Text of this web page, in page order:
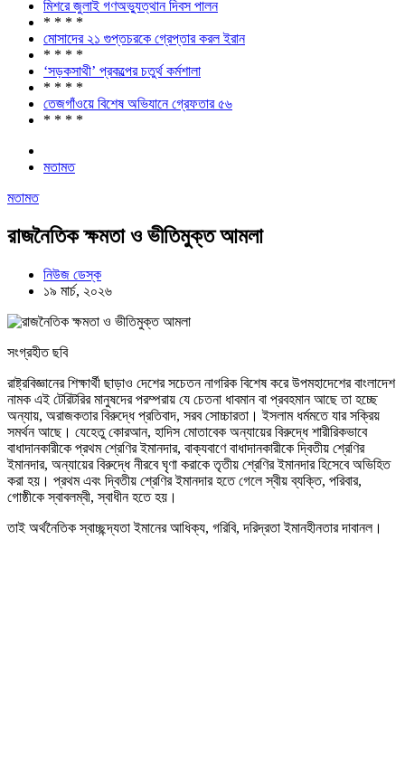
মিশরে জুলাই গণঅভ্যুত্থান দিবস পালন
* * * *
মোসাদের ২১ গুপ্তচরকে গ্রেপ্তার করল ইরান
* * * *
‘সড়কসাথী’ প্রকল্পের চতুর্থ কর্মশালা
* * * *
তেজগাঁওয়ে বিশেষ অভিযানে গ্রেফতার ৫৬
* * * *
মতামত
মতামত
রাজনৈতিক ক্ষমতা ও ভীতিমুক্ত আমলা
নিউজ ডেস্ক
১৯ মার্চ, ২০২৬
সংগ্রহীত ছবি
রাষ্ট্রবিজ্ঞানের শিক্ষার্থী ছাড়াও দেশের সচেতন নাগরিক বিশেষ করে উপমহাদেশের বাংলাদেশ
নামক এই টেরিটরির মানুষদের পরম্পরায় যে চেতনা ধাবমান বা প্রবহমান আছে তা হচ্ছে
অন্যায়, অরাজকতার বিরুদ্ধে প্রতিবাদ, সরব সোচ্চারতা। ইসলাম ধর্মমতে যার সক্রিয়
সমর্থন আছে। যেহেতু কোরআন, হাদিস মোতাবেক অন্যায়ের বিরুদ্ধে শারীরিকভাবে
বাধাদানকারীকে প্রথম শ্রেণির ইমানদার, বাক্যবাণে বাধাদানকারীকে দ্বিতীয় শ্রেণির
ইমানদার, অন্যায়ের বিরুদ্ধে নীরবে ঘৃণা করাকে তৃতীয় শ্রেণির ইমানদার হিসেবে অভিহিত
করা হয়। প্রথম এবং দ্বিতীয় শ্রেণির ইমানদার হতে গেলে স্বীয় ব্যক্তি, পরিবার,
গোষ্ঠীকে স্বাবলম্বী, স্বাধীন হতে হয়।
তাই অর্থনৈতিক স্বাচ্ছন্দ্যতা ইমানের আধিক্য, গরিবি, দরিদ্রতা ইমানহীনতার দাবানল।